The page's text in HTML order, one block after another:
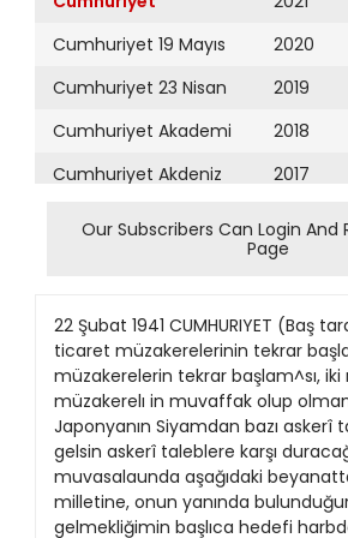
Cumhuriyet 19 Mayıs
Cumhuriyet 23 Nisan
Cumhuriyet Akademi
Cumhuriyet Akdeniz
Cumhuriyet Alışveriş
Cumhuriyet Ankara
Cumhuriyet Büyük
Taaruz
Cumhuriyet
Cumartesi
Cumhuriyet Çevre
2020
2019
2018
2017
2016
2015
2013
2012
2011
2010
2009
Our Subscribers Can Login And
Page
22 Şubat 1941 CUMHURIYET (Baş tarafı 1 :nci sahilede) suz tedbirlerini teessüfle karşıladığım ilâve etmiştir. Tokyo 21 (a.a.) Japon Sovyet ticaret müzakerelerinin tekrar başlamış olmasmı bütün Japon gazeteleri memnuniyetle karşılamaktadır. Asahi gazetesi diyor ki: «Bu müzakerelerin tekrar başlam^sı, iki milletin aradaki dostluğu inkişaf ettirmek arzusunu ispat eder.» Siyasî mahfillerin kanaatine göre müzakerelı in muvaffak olup olmamîsı Uzakşark vaziyetinin göstereceği inkişafa bağlıdır. Bangkok 21 (a.a.) Siyam Harioiye Nezareti, Japonyanın Siyamdan bazı askerî taleblerde bulunduğu haberini tekzib etmektedir. Salâhiyetli mahfillerde, Siyamm her nereden gelirse gelsin askerî taleblere karşı duracağı beyan edilmektedir. Menzies'nin beyanah Londva 21 (a.a.) Avustralya Başvekil; Menzies, Londraya muvasalaunda aşağıdaki beyanatta bulunmuştur: « Tekrar burada bulunmakla ıftihar duyuyorum. İngiltereye gelmek ve lngiliz milletine, onun yanında bulunduğunıuzu ve bizlerden bır kişi yeryüzunde kaldıkça mağlub olmıyacajınızı scylemekle bahtiyarım. Buraya gelmekliğimin başlıca hedefi harbdeki işbiıliğine aid müşterek menfaatleri İngiliz hükumetile görüşmektir. Ortaşarktan geçmeyi bir fırsat bilerek orada 11 gün kaldım ve Avustralya kara, deniz ve hava kuvvetlerini teftiş ettim. Kadüsten Bingaziye gittim. Tayyare ile tehnünen 5600 kilometre katetüm. Avustralyalı kıt'aları çok mükemmel buldum. Bingazi civarında Avustralyalı kıt'a.'ar yegâne endişelerinin uzun zaman muharebe etmeden durmak korkusu olduğunu ve Almaularla boy ölçüşrrek için yanıp tutuştuklarıru söylemışlerdir.» Sıngapurdaki Avustralya askerlerinden bahseden Menzies şunları söyle26 bin pilot yetiftirildi c Avustralyanın Pasifik denızine aid gayet sarih arzusu bu mıntakada sulhun muhafazasından ibarettir. Açık olarak beyan etmek isterim ki, biz hiç bir tccavüz politikası takib etmiycruz: Sadece ihtiyatkâr bir siyaset takib edij'oi J/. Bu siyaset, 1914 te mevcud olınıyan tehlikelerin 1941 de Pasifık denizinde belirmesi üzerine kendi müdafaamızı hazırlamak gayesini istihdaf etmsktedir. Bu sözlerimin tahrik edici bır bcyanat teşkil etmediğine kaniim. SuJhuıi muhafaza edileceğini ümid ediyoruz. Fakat uzak olduğumuz için kendirnizj müdafaa etmiyeceğimiz veya buna muktedir olmadığımız zannedilmasın > Avustralyanın askerî tayyareciliğinden bahseden Menzies, İmparatorluk pi'otlarmın talim ve terbiyeleri plânı mucıbince gelecek sene 26,000 pilot, rasıd ve tayyare topçusunun yetişmiş olacağını beyan etmiş ve sözlerine şöyle devam etmiştir: Matsuoka SİNGAPURDA